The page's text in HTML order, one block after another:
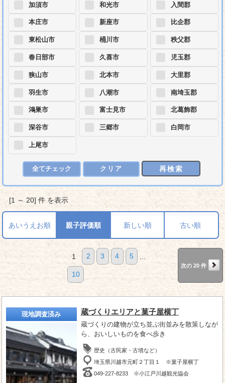
加須市
本庄市
東松山市
春日部市
狭山市
羽生市
鴻巣市
深谷市
上尾市
和光市
新座市
桶川市
久喜市
北本市
八潮市
富士見市
三郷市
入間郡
比企郡
秩父郡
児玉郡
大里郡
南埼玉郡
北葛飾郡
白岡市
全てチェック クリア 再検索
[1 ～ 20] 件 を表示
あいうえお順 親子評価順 新しい順 古い順
1 2 3 4 5
10
次の 20 件
現地調査済み 蔵づくりエリアと菓子屋横丁
蔵づくりの建物が立ち並ぶ街並みを散策しなが
ら、おいしいものを食べ歩き
歴史（古民家・古墳など）
埼玉県川越市元町２丁目１ ※菓子屋横丁
049-227-8233 ※小江戸川越観光協会